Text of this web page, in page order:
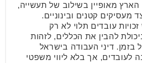
מאופיין בשילוב של תעשייה,
מעסיקים קטנים ובינוניים.
עובדים תלוי לא רק
להבין את הכללים, לזהות
בזמן. דיני העבודה בישראל
לעובדים, אך בלא ליווי משפטי